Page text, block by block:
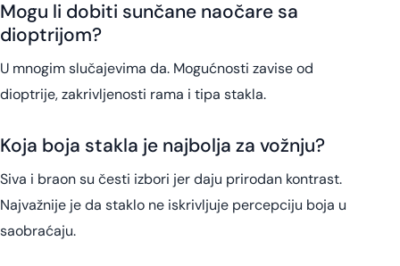
Mogu li dobiti sunčane naočare sa
dioptrijom?
U mnogim slučajevima da. Mogućnosti zavise od
dioptrije, zakrivljenosti rama i tipa stakla.
Koja boja stakla je najbolja za vožnju?
Siva i braon su česti izbori jer daju prirodan kontrast.
Najvažnije je da staklo ne iskrivljuje percepciju boja u
saobraćaju.